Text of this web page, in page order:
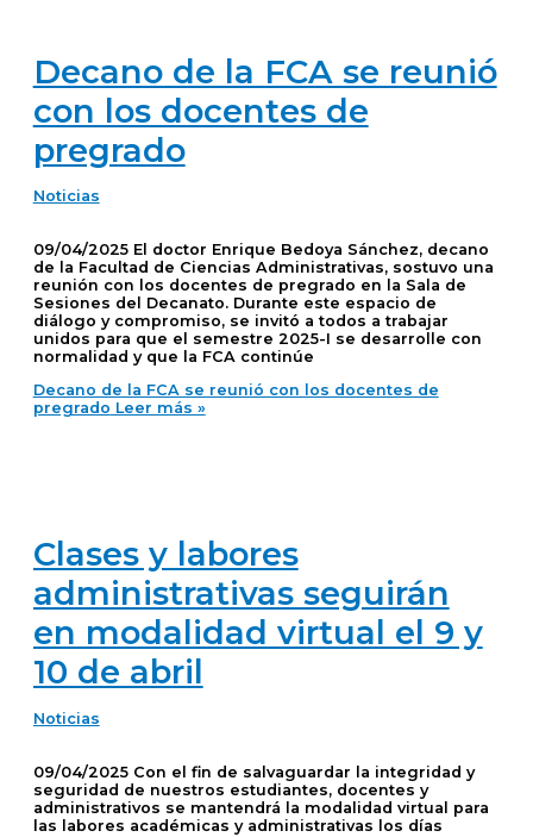
Decano de la FCA se reunió
con los docentes de
pregrado
Noticias
09/04/2025 El doctor Enrique Bedoya Sánchez, decano
de la Facultad de Ciencias Administrativas, sostuvo una
reunión con los docentes de pregrado en la Sala de
Sesiones del Decanato. Durante este espacio de
diálogo y compromiso, se invitó a todos a trabajar
unidos para que el semestre 2025-I se desarrolle con
normalidad y que la FCA continúe
Decano de la FCA se reunió con los docentes de
pregrado Leer más »
Clases y labores
administrativas seguirán
en modalidad virtual el 9 y
10 de abril
Noticias
09/04/2025 Con el fin de salvaguardar la integridad y
seguridad de nuestros estudiantes, docentes y
administrativos se mantendrá la modalidad virtual para
las labores académicas y administrativas los días